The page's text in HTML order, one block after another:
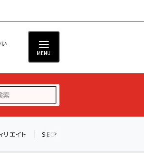
MENU
リエイト SEO